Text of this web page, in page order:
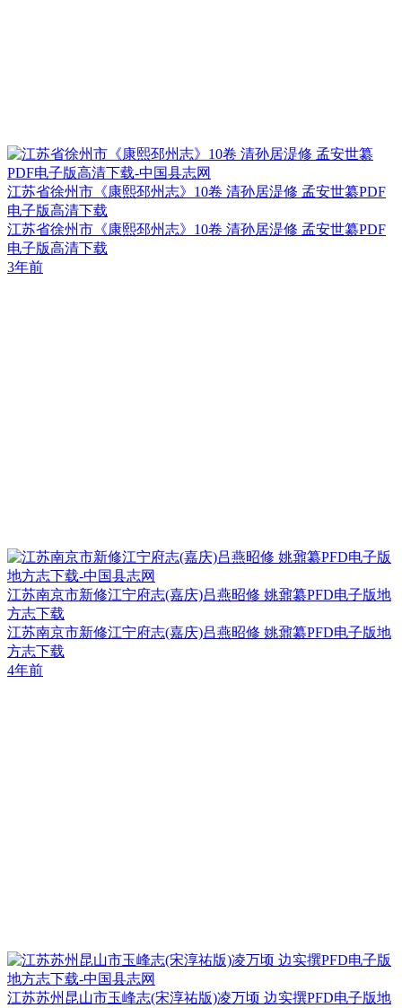
江苏省徐州市《康熙邳州志》10卷 清孙居湜修 孟安世纂PDF
电子版高清下载
江苏省徐州市《康熙邳州志》10卷 清孙居湜修 孟安世纂PDF
电子版高清下载
3年前
江苏南京市新修江宁府志(嘉庆)吕燕昭修 姚鼐纂PFD电子版地
方志下载
江苏南京市新修江宁府志(嘉庆)吕燕昭修 姚鼐纂PFD电子版地
方志下载
4年前
江苏苏州昆山市玉峰志(宋淳祐版)凌万顷 边实撰PFD电子版地